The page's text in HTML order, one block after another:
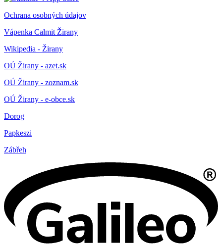
Ochrana osobných údajov
Vápenka Calmit Žirany
Wikipedia - Žirany
OÚ Žirany - azet.sk
OÚ Žirany - zoznam.sk
OÚ Žirany - e-obce.sk
Dorog
Papkeszi
Zábřeh